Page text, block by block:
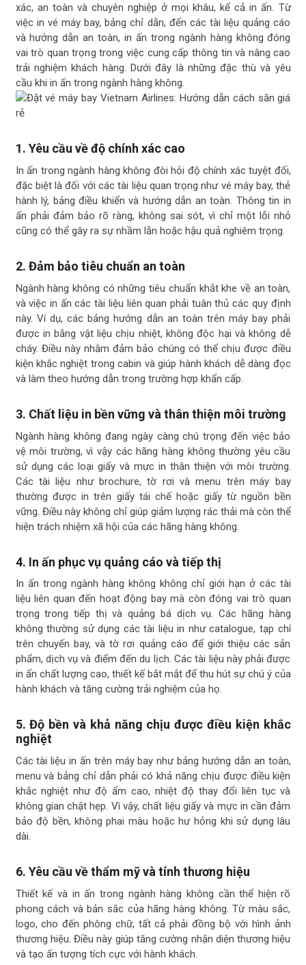
xác, an toàn và chuyên nghiệp ở mọi khâu, kể cả in ấn. Từ
việc in vé máy bay, bảng chỉ dẫn, đến các tài liệu quảng cáo
và hướng dẫn an toàn, in ấn trong ngành hàng không đóng
vai trò quan trọng trong việc cung cấp thông tin và nâng cao
trải nghiệm khách hàng. Dưới đây là những đặc thù và yêu
cầu khi in ấn trong ngành hàng không.
1. Yêu cầu về độ chính xác cao
In ấn trong ngành hàng không đòi hỏi độ chính xác tuyệt đối,
đặc biệt là đối với các tài liệu quan trọng như vé máy bay, thẻ
hành lý, bảng điều khiển và hướng dẫn an toàn. Thông tin in
ấn phải đảm bảo rõ ràng, không sai sót, vì chỉ một lỗi nhỏ
cũng có thể gây ra sự nhầm lẫn hoặc hậu quả nghiêm trọng.
2. Đảm bảo tiêu chuẩn an toàn
Ngành hàng không có những tiêu chuẩn khắt khe về an toàn,
và việc in ấn các tài liệu liên quan phải tuân thủ các quy định
này. Ví dụ, các bảng hướng dẫn an toàn trên máy bay phải
được in bằng vật liệu chịu nhiệt, không độc hại và không dễ
cháy. Điều này nhằm đảm bảo chúng có thể chịu được điều
kiện khắc nghiệt trong cabin và giúp hành khách dễ dàng đọc
và làm theo hướng dẫn trong trường hợp khẩn cấp.
3. Chất liệu in bền vững và thân thiện môi trường
Ngành hàng không đang ngày càng chú trọng đến việc bảo
vệ môi trường, vì vậy các hãng hàng không thường yêu cầu
sử dụng các loại giấy và mực in thân thiện với môi trường.
Các tài liệu như brochure, tờ rơi và menu trên máy bay
thường được in trên giấy tái chế hoặc giấy từ nguồn bền
vững. Điều này không chỉ giúp giảm lượng rác thải mà còn thể
hiện trách nhiệm xã hội của các hãng hàng không.
4. In ấn phục vụ quảng cáo và tiếp thị
In ấn trong ngành hàng không không chỉ giới hạn ở các tài
liệu liên quan đến hoạt động bay mà còn đóng vai trò quan
trọng trong tiếp thị và quảng bá dịch vụ. Các hãng hàng
không thường sử dụng các tài liệu in như catalogue, tạp chí
trên chuyến bay, và tờ rơi quảng cáo để giới thiệu các sản
phẩm, dịch vụ và điểm đến du lịch. Các tài liệu này phải được
in ấn chất lượng cao, thiết kế bắt mắt để thu hút sự chú ý của
hành khách và tăng cường trải nghiệm của họ.
5.Độ bền và khả năng chịu được điều kiện khắc
nghiệt
Các tài liệu in ấn trên máy bay như bảng hướng dẫn an toàn,
menu và bảng chỉ dẫn phải có khả năng chịu được điều kiện
khắc nghiệt như độ ẩm cao, nhiệt độ thay đổi liên tục và
không gian chật hẹp. Vì vậy, chất liệu giấy và mực in cần đảm
bảo độ bền, không phai màu hoặc hư hỏng khi sử dụng lâu
dài.
6. Yêu cầu về thẩm mỹ và tính thương hiệu
Thiết kế và in ấn trong ngành hàng không cần thể hiện rõ
phong cách và bản sắc của hãng hàng không. Từ màu sắc,
logo, cho đến phông chữ, tất cả phải đồng bộ với hình ảnh
thương hiệu. Điều này giúp tăng cường nhận diện thương hiệu
và tạo ấn tượng tích cực với hành khách.